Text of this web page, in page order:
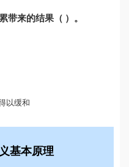
带来的结果（ ）。
以缓和
基本原理